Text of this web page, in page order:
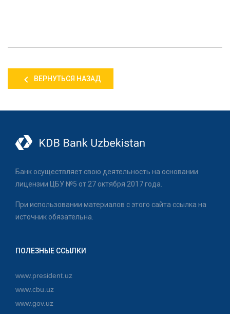
ВЕРНУТЬСЯ НАЗАД
Банк осуществляет свою деятельность на основании
лицензии ЦБУ №5 от 27 октября 2017 года.
При использовании материалов с этого сайта ссылка на
источник обязательна.
ПОЛЕЗНЫЕ ССЫЛКИ
www.president.uz
www.cbu.uz
www.gov.uz